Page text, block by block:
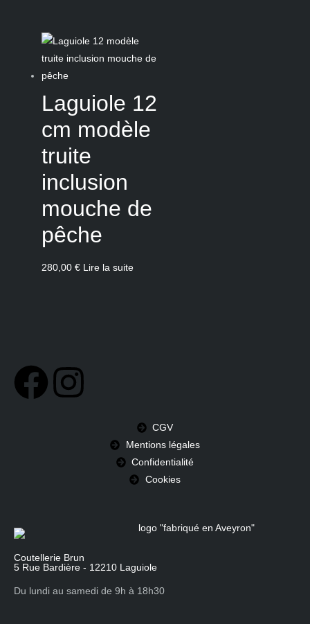
Laguiole 12
cm modèle
truite
inclusion
mouche de
pêche
280,00 € Lire la suite
CGV
Mentions légales
Confidentialité
Cookies
Coutellerie Brun
5 Rue Bardière - 12210 Laguiole
Du lundi au samedi de 9h à 18h30